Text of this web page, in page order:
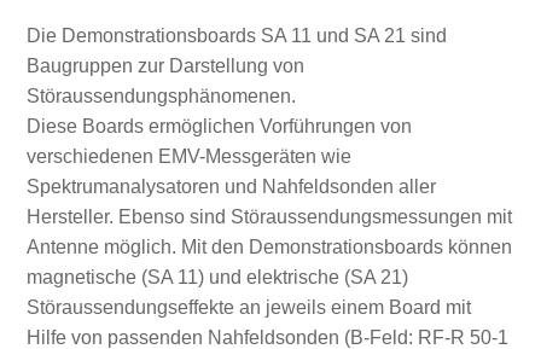
Die Demonstrationsboards SA 11 und SA 21 sind
Baugruppen zur Darstellung von
Störaussendungsphänomenen.
Diese Boards ermöglichen Vorführungen von
verschiedenen EMV-Messgeräten wie
Spektrumanalysatoren und Nahfeldsonden aller
Hersteller. Ebenso sind Störaussendungsmessungen mit
Antenne möglich. Mit den Demonstrationsboards können
magnetische (SA 11) und elektrische (SA 21)
Störaussendungseffekte an jeweils einem Board mit
Hilfe von passenden Nahfeldsonden (B-Feld: RF-R 50-1